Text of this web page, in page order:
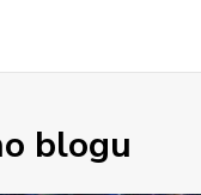
blogu